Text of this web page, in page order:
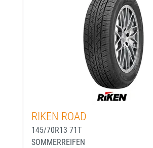
RIKEN ROAD
145/70R13 71T
SOMMERREIFEN